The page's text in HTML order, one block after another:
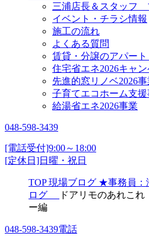
三浦店長＆スタッフ
イベント・チラシ情報
施工の流れ
よくある質問
賃貸・分譲のアパー
住宅省エネ2026キャ
先進的窓リノベ2026事
子育てエコホーム支援
給湯省エネ2026事業
048-598-3439
[電話受付]9:00～18:00
[定休日]日曜・祝日
TOP 現場ブログ ★事務員
ログ
ドアリモのあれこ
ー編
048-598-3439電話